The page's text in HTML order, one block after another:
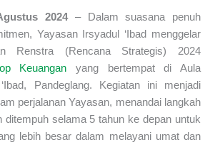
2024– Dalam suasana penuh
Yayasan Irsyadul ‘Ibad menggelar
Renstra (Rencana Strategis) 2024
Keuangan yang bertempat di Aula
Pandeglang. Kegiatan ini menjadi
perjalanan Yayasan, menandai langkah
ditempuh selama 5 tahun ke depan untuk
lebih besar dalam melayani umat dan